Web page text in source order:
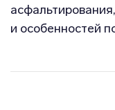
и особенностей